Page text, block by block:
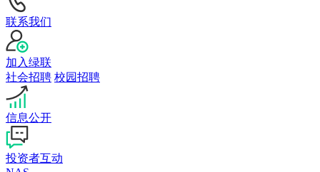
联系我们
加入绿联
社会招聘 校园招聘
信息公开
投资者互动